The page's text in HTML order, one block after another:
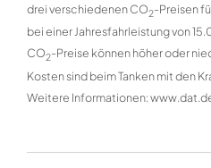
drei verschiedenen CO2-Preisen
bei einer Jahresfahrleistung von
CO2-Preise können höher oder
Kosten sind beim Tanken mit den
Weitere Informationen: